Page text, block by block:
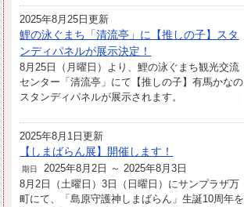
2025年8月25日更新
鯉の泳ぐまち「清流亭」に【推しの子】スタ
ンディパネルが展示決定！
8月25日（月曜日）より、鯉の泳ぐまち観光交流
センター「清流亭」にて【推しの子】有馬かなの
スタンディパネルが展示されます。
2025年8月1日更新
【しまばらん展】開催します！
期日
2025年8月2日 ～ 2025年8月3日
8月2日（土曜日）3日（日曜日）にサンプラザ万
町にて、「島原守護神しまばらん」生誕10周年を